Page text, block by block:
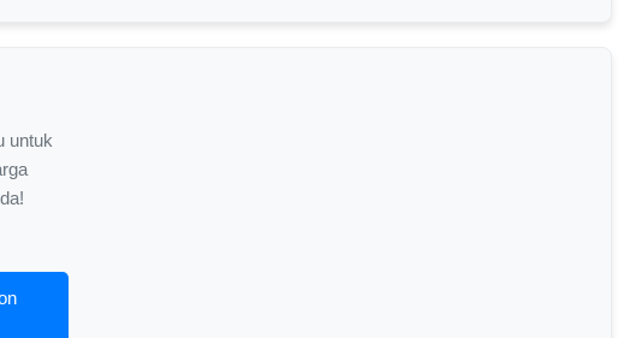
untuk